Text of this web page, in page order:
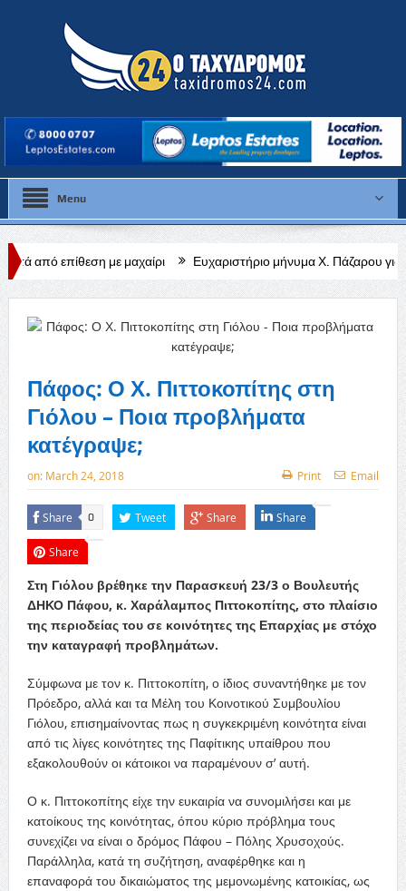
Menu
με μαχαίρι Ευχαριστήριο μήνυμα Χ. Πάζαρου για Α. Βαφεάδη
Πάφος: Ο Χ. Πιττοκοπίτης στη
Γιόλου – Ποια προβλήματα
κατέγραψε;
on: March 24, 2018 Print Email
Share 0 Tweet Share Share
Share
Στη Γιόλου βρέθηκε την Παρασκευή 23/3 ο Βουλευτής
ΔΗΚΟ Πάφου, κ. Χαράλαμπος Πιττοκοπίτης, στο πλαίσιο
της περιοδείας του σε κοινότητες της Επαρχίας με στόχο
την καταγραφή προβλημάτων.
Σύμφωνα με τον κ. Πιττοκοπίτη, ο ίδιος συναντήθηκε με τον
Πρόεδρο, αλλά και τα Μέλη του Κοινοτικού Συμβουλίου
Γιόλου, επισημαίνοντας πως η συγκεκριμένη κοινότητα είναι
από τις λίγες κοινότητες της Παφίτικης υπαίθρου που
εξακολουθούν οι κάτοικοι να παραμένουν σ’ αυτή.
Ο κ. Πιττοκοπίτης είχε την ευκαιρία να συνομιλήσει και με
κατοίκους της κοινότητας, όπου κύριο πρόβλημα τους
συνεχίζει να είναι ο δρόμος Πάφου – Πόλης Χρυσοχούς.
Παράλληλα, κατά τη συζήτηση, αναφέρθηκε και η
επαναφορά του δικαιώματος της μεμονωμένης κατοικίας, ως